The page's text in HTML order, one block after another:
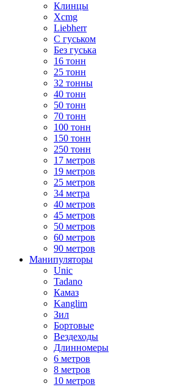
Клинцы
Xcmg
Liebherr
С гуськом
Без гуська
16 тонн
25 тонн
32 тонны
40 тонн
50 тонн
70 тонн
100 тонн
150 тонн
250 тонн
17 метров
19 метров
25 метров
34 метра
40 метров
45 метров
50 метров
60 метров
90 метров
Манипуляторы
Unic
Tadano
Камаз
Kanglim
Зил
Бортовые
Вездеходы
Длинномеры
6 метров
8 метров
10 метров